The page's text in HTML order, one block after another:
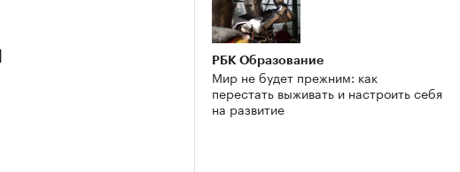
РБК Образование
Мир не будет прежним: как
перестать выживать и настроить себя
на развитие